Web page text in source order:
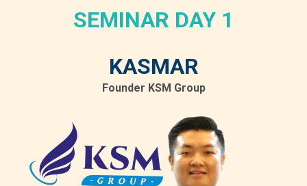
SEMINAR DAY 1
KASMAR
Founder KSM Group